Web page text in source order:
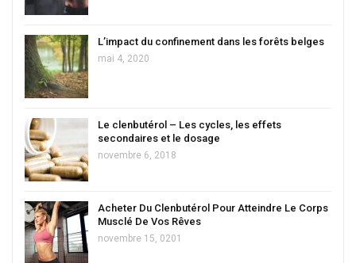
L’impact du confinement dans les forêts belges
mai 4, 2020
Le clenbutérol – Les cycles, les effets
secondaires et le dosage
novembre 6, 2018
Acheter Du Clenbutérol Pour Atteindre Le Corps
Musclé De Vos Rêves
novembre 15, 0201